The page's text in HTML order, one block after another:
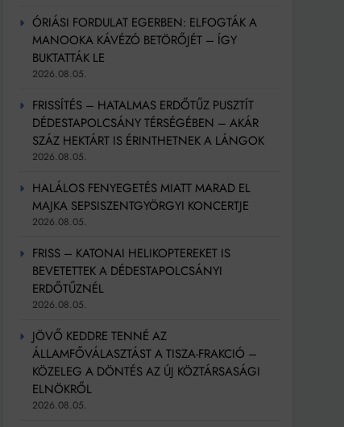
ÓRIÁSI FORDULAT EGERBEN: ELFOGTÁK A
MANOOKA KÁVÉZÓ BETÖRŐJÉT – ÍGY
BUKTATTÁK LE
2026.08.05.
FRISSÍTÉS – HATALMAS ERDŐTŰZ PUSZTÍT
DÉDESTAPOLCSÁNY TÉRSÉGÉBEN – AKÁR
SZÁZ HEKTÁRT IS ÉRINTHETNEK A LÁNGOK
2026.08.05.
HALÁLOS FENYEGETÉS MIATT MARAD EL
MAJKA SEPSISZENTGYÖRGYI KONCERTJE
2026.08.05.
FRISS – KATONAI HELIKOPTEREKET IS
BEVETETTEK A DÉDESTAPOLCSÁNYI
ERDŐTŰZNÉL
2026.08.05.
JÖVŐ KEDDRE TENNÉ AZ
ÁLLAMFŐVÁLASZTÁST A TISZA-FRAKCIÓ –
KÖZELEG A DÖNTÉS AZ ÚJ KÖZTÁRSASÁGI
ELNÖKRŐL
2026.08.05.